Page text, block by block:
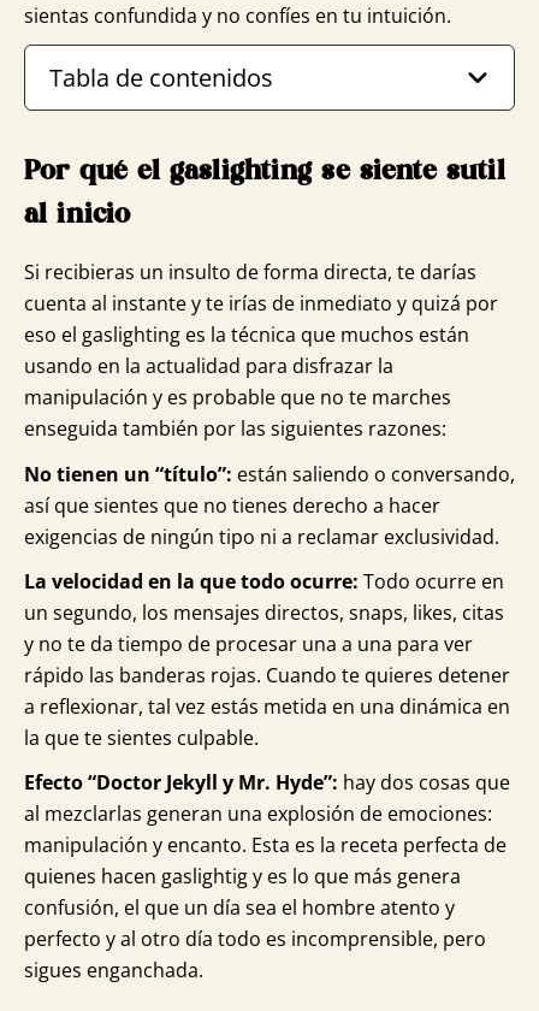
sientas confundida y no confíes en tu intuición.
Tabla de contenidos
Por qué el gaslighting se siente sutil
al inicio
Si recibieras un insulto de forma directa, te darías
cuenta al instante y te irías de inmediato y quizá por
eso el gaslighting es la técnica que muchos están
usando en la actualidad para disfrazar la
manipulación y es probable que no te marches
enseguida también por las siguientes razones:
No tienen un “título”: están saliendo o conversando,
así que sientes que no tienes derecho a hacer
exigencias de ningún tipo ni a reclamar exclusividad.
La velocidad en la que todo ocurre: Todo ocurre en
un segundo, los mensajes directos, snaps, likes, citas
y no te da tiempo de procesar una a una para ver
rápido las banderas rojas. Cuando te quieres detener
a reflexionar, tal vez estás metida en una dinámica en
la que te sientes culpable.
Efecto “Doctor Jekyll y Mr. Hyde”: hay dos cosas que
al mezclarlas generan una explosión de emociones:
manipulación y encanto. Esta es la receta perfecta de
quienes hacen gaslightig y es lo que más genera
confusión, el que un día sea el hombre atento y
perfecto y al otro día todo es incomprensible, pero
sigues enganchada.